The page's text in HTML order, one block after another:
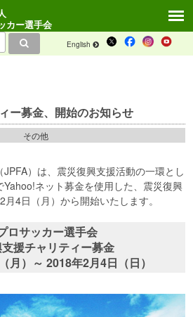
English
カー選手会
ー募金、開始のお知らせ
その他
）は、震災復興支援活動の一環とし
ネット募金を使用した、震災復興
4日（月）から開始いたします。
ロサッカー選手会
援チャリティー募金
月）～ 2018年2月4日（日）